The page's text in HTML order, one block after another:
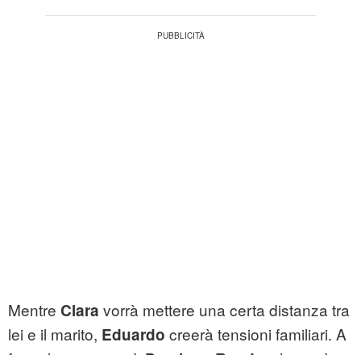
Mentre Clara vorrà mettere una certa distanza tra
lei e il marito, Eduardo creerà tensioni familiari. A